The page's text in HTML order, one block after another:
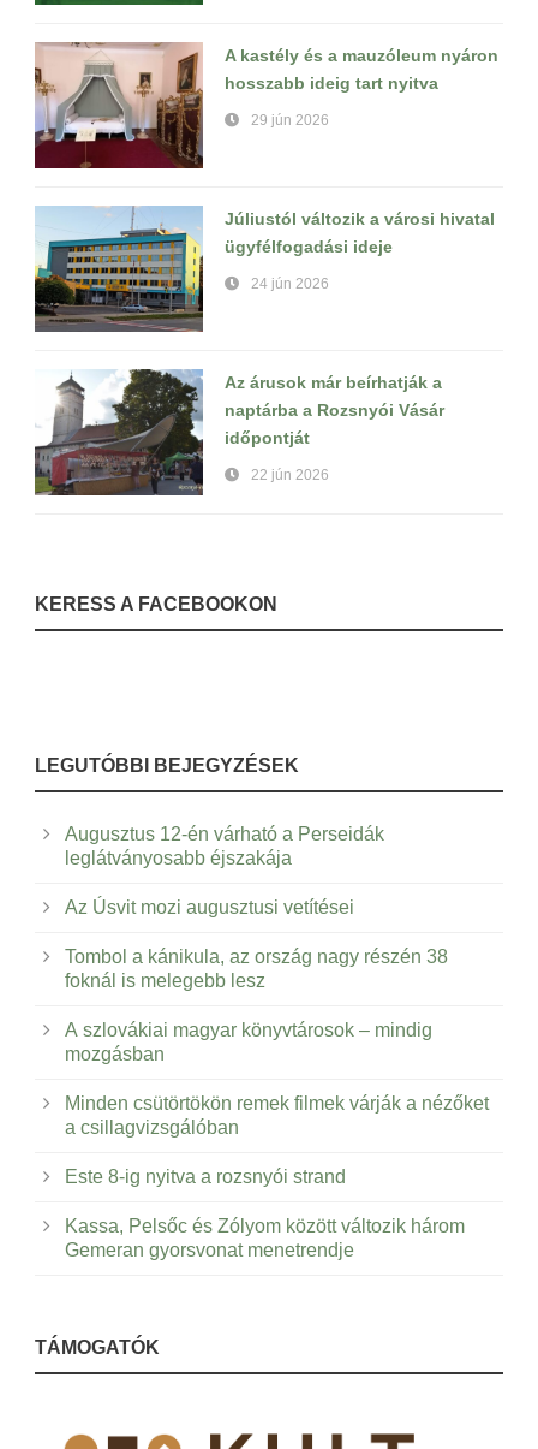
A kastély és a mauzóleum nyáron
hosszabb ideig tart nyitva
29 jún 2026
Júliustól változik a városi hivatal
ügyfélfogadási ideje
24 jún 2026
Az árusok már beírhatják a
naptárba a Rozsnyói Vásár
időpontját
22 jún 2026
KERESS A FACEBOOKON
LEGUTÓBBI BEJEGYZÉSEK
Augusztus 12-én várható a Perseidák
leglátványosabb éjszakája
Az Úsvit mozi augusztusi vetítései
Tombol a kánikula, az ország nagy részén 38
foknál is melegebb lesz
A szlovákiai magyar könyvtárosok – mindig
mozgásban
Minden csütörtökön remek filmek várják a nézőket
a csillagvizsgálóban
Este 8-ig nyitva a rozsnyói strand
Kassa, Pelsőc és Zólyom között változik három
Gemeran gyorsvonat menetrendje
TÁMOGATÓK